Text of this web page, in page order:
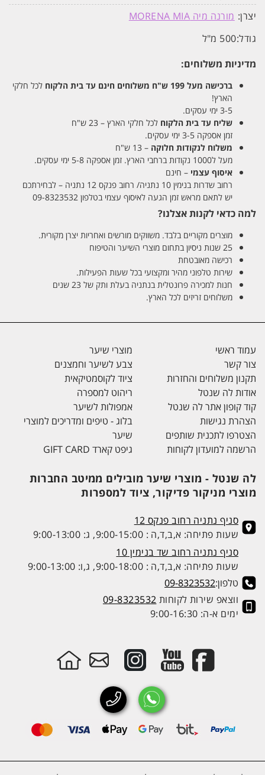
יצרן: מורנה מיה MORENA MIA
גודל:500 מ"ל
מדיניות משלוחים:
ברכישה מעל 199 ש"ח משלוחים חינם עד בית הלקוח לכל חלקי
הארץ!
3-5 ימי עסקים.
שליח עד בית הלקוח לכל חלקי הארץ – 23 ש"ח
זמן אספקה 3-5 ימי עסקים.
משלוח לנקודות חלוקה – 13 ש"ח
מעל ל1000 נקודות ברחבי הארץ. זמן אספקה 5-8 ימי עסקים.
איסוף עצמי – חינם
רחוב שדרות בנימין 10 נתניה/ רחוב פנקס 12 נתניה – לבחירתכם
יש לתאם מראש זמן הגעה לאיסוף עצמי בטלפון 09-8323532
למה כדאי לקנות אצלנו?
מוצרים מקוריים בלבד. משווקים מורשים ואחריות יצרן מקורית.
25 שנות ניסיון בתחום מוצרי השיער והטיפוח
רכישה מאובטחת
שירות טלפוני מהיר ומקצועי בכל שעות הפעילות.
חנות למכירה פרונטלית בנתניה בעלת ותק של 23 שנים
משלוחים זריזים לכל הארץ.
עמוד ראשי
צור קשר
תקנון משלוחים והחזרות
אודות לה שנטל
קוד קופון אתר לה שנטל
הצהרת נגישות
הצטרפו לתכנית שותפים
הרשמה למועדון לקוחות
מוצרי שיער
צבע לשיער וחמצנים
ציוד לקוסמטיקאית
ריהוט למספרה
אמפולות לשיער
בלוג - טיפים ומדריכים למוצרי
שיער
גיפט קארד GIFT CARD
לה שנטל - מוצרי שיער מובילים ממיטב החברות
מוצרי מניקור פדיקור, ציוד למספרות
סניף נתניה רחוב פנקס 12
שעות פתיחה: א,ב,ד,ה : 9:00-15:00, ג: 9:00-13:00
סניף נתניה רחוב שד בנימין 10
שעות פתיחה: א,ב,ד,ה : 9:00-18:00, ג,ו: 9:00-13:00
טלפון:09-8323532
ווצאפ שירות לקוחות 09-8323532
ימים א-ה: 9:00-16:30